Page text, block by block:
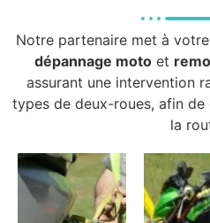
Notre partenaire met à
dépannage motoet
assurant une intervention
types de deux-roues, afin
la